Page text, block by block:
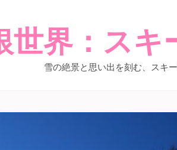
世界：スキ
雪の絶景と思い出を刻む、スキ